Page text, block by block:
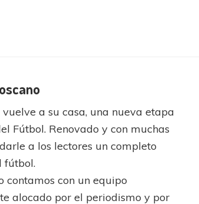
a su casa, una nueva etapa
Fútbol. Renovado y con muchas
a los lectores un completo
fútbol.
contamos con un equipo
alocado por el periodismo y por